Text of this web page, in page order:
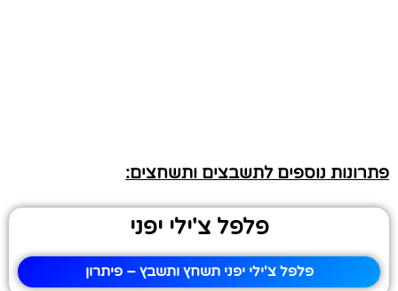
פתרונות נוספים לתשבצים ותשחצים:
פלפל צ'ילי יפני
פלפל צ'ילי יפני תשחץ ותשבץ – פיתרון